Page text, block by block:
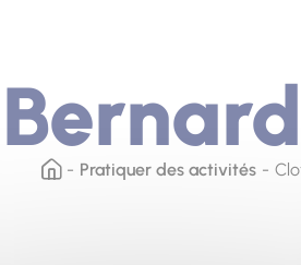
Pratiquer des activités